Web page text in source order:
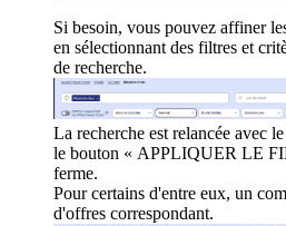
Si besoin, vous pouvez affiner
en sélectionnant des filtres et
de recherche.
La recherche est relancée avec
le bouton « APPLIQUER LE
ferme.
Pour certains d'entre eux, un
d'offres correspondant.